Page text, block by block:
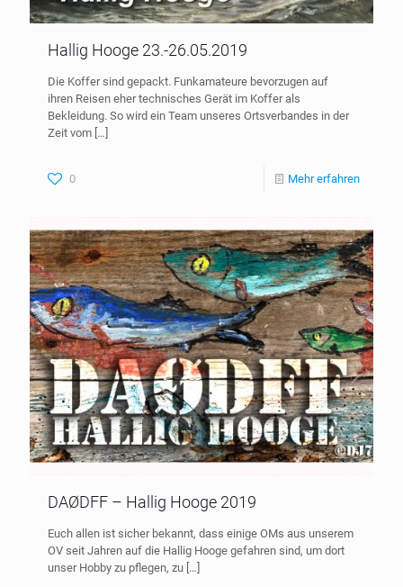
Hallig Hooge 23.-26.05.2019
Die Koffer sind gepackt. Funkamateure bevorzugen auf
ihren Reisen eher technisches Gerät im Koffer als
Bekleidung. So wird ein Team unseres Ortsverbandes in der
Zeit vom […]
0 Mehr erfahren
DAØDFF – Hallig Hooge 2019
Euch allen ist sicher bekannt, dass einige OMs aus unserem
OV seit Jahren auf die Hallig Hooge gefahren sind, um dort
unser Hobby zu pflegen, zu […]